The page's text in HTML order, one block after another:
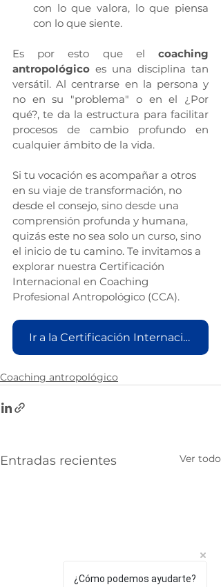
con lo que valora, lo que piensa
con lo que siente.
Es por esto que el coaching
antropológico es una disciplina tan
versátil. Al centrarse en la persona y
no en su "problema" o en el ¿Por
qué?, te da la estructura para facilitar
procesos de cambio profundo en
cualquier ámbito de la vida.
Si tu vocación es acompañar a otros
en su viaje de transformación, no
desde el consejo, sino desde una
comprensión profunda y humana,
quizás este no sea solo un curso, sino
el inicio de tu camino. Te invitamos a
explorar nuestra Certificación
Internacional en Coaching
Profesional Antropológico (CCA).
Ir a la Certificación Internacional en Coaching Profesional Antropológico (CCA)
Coaching antropológico
Entradas recientes Ver todo
¿Cómo podemos ayudarte?